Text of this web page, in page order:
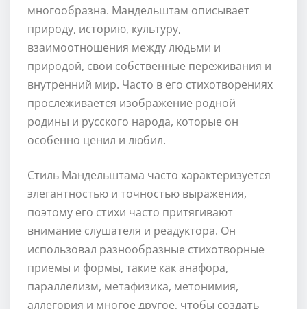
многообразна. Mандельштам описывает
природу, историю, культуру,
взаимоотношения между людьми и
природой, свои собственные переживания и
внутренний мир. Часто в его стихотворениях
прослеживается изображение родной
родины и русского народа, которые он
особенно ценил и любил.
Стиль Mандельштама часто характеризуется
элегантностью и точностью выражения,
поэтому его стихи часто притягивают
внимание слушателя и реадуктора. Он
использовал разнообразные стихотворные
приемы и формы, такие как анафора,
параллелизм, метафизика, метонимия,
аллегория и многое другое, чтобы создать